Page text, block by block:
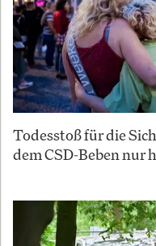
Todesstoß für die
dem CSD-Beben nur